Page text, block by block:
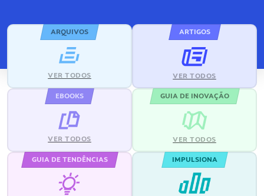
ARQUIVOS
VER TODOS
ARTIGOS
VER TODOS
EBOOKS
VER TODOS
GUIA DE INOVAÇÃO
VER TODOS
GUIA DE TENDÊNCIAS IMPULSIONA